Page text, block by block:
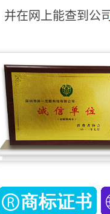
在网上能查到公司